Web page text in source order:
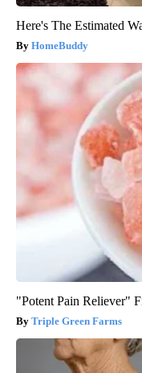
Here's The Estimated
HomeBuddy
"Potent Pain Reliever"
Triple Green Farms